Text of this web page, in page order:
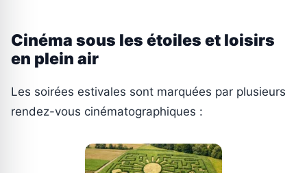
Cinéma sous les étoiles et loisirs
en plein air
Les soirées estivales sont marquées par plusieurs
rendez-vous cinématographiques :